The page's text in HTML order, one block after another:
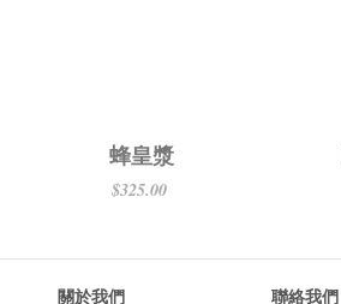
蜂皇漿
$325.00
關於我們 聯絡我們